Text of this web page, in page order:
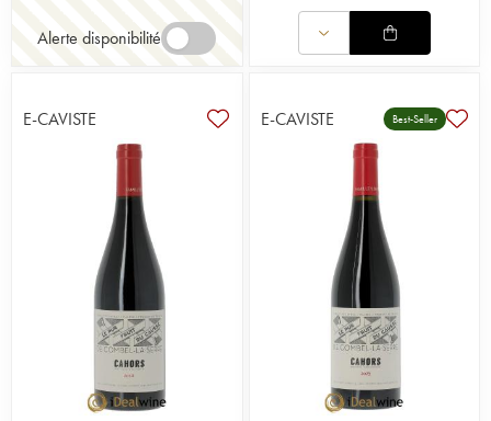
Alerte disponibilité
E-CAVISTE E-CAVISTE Best-Seller